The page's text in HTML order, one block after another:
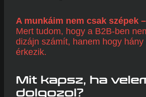
A munkáim nem csak szépek
Mert tudom, hogy a B2B-ben
dizájn számít, hanem hogy
érkezik.
Mit kapsz, ha
dolgozol?